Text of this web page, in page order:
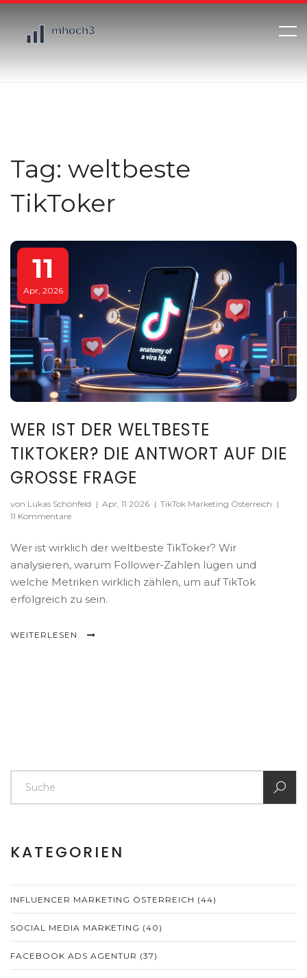
Tag: weltbeste
TikToker
11
Apr, 2026
WER IST DER WELTBESTE
TIKTOKER? DIE ANTWORT AUF DIE
GROSSE FRAGE
von Lukas Schönfeld | Apr, 11 2026 | TikTok Marketing Österreich |
11 Kommentare
Wer ist wirklich der weltbeste TikToker? Wir
analysieren, warum Follower-Zahlen lügen und
welche Metriken wirklich zählen, um auf TikTok
erfolgreich zu sein.
WEITERLESEN
KATEGORIEN
INFLUENCER MARKETING ÖSTERREICH (44)
SOCIAL MEDIA MARKETING (40)
FACEBOOK ADS AGENTUR (37)